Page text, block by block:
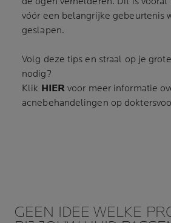
vóór een belangrijke gebeurtenis
geslapen.
Volg deze tips en straal op je
nodig?
Klik HIERvoor meer informatie
acnebehandelingen op
GEEN IDEE WELKE